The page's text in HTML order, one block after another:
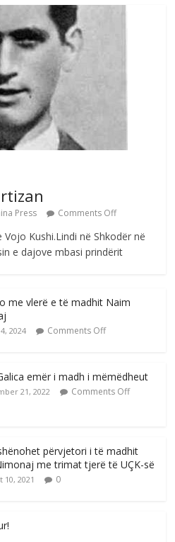
Agron Gërvalla me takime pune
të shoqerisë Levizja
3, 2026 Comments Off
me vlera nga artistja e mirëfilltë
Gjoni
6, 2026 Comments Off
Press Comments Off
Kushi.Lindi në Shkodër në
e dajove mbasi prindërit
me vlerë e të madhit Naim
2024 Comments Off
emër i madh i mëmëdheut
21, 2022 Comments Off
përvjetori i të madhit
me trimat tjerë të UÇK-së
10, 2021 0